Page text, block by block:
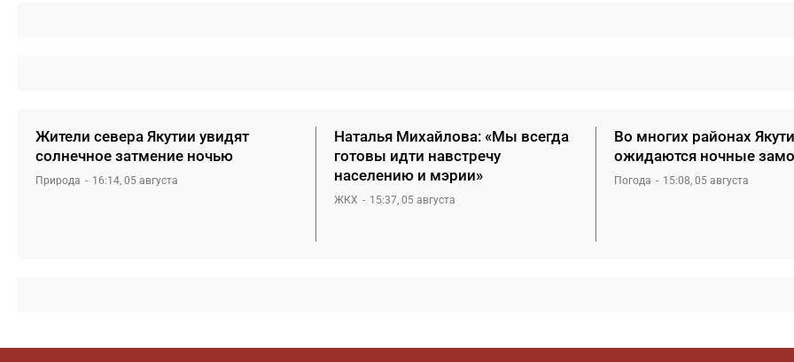
Жители севера Якутии увидят
солнечное затмение ночью
Природа 16:14, 05 августа
Наталья Михайлова: «Мы всегда
готовы идти навстречу
населению и мэрии»
ЖКХ 15:37, 05 августа
Во многих районах
ожидаются ночные
Погода 15:08, 05 августа